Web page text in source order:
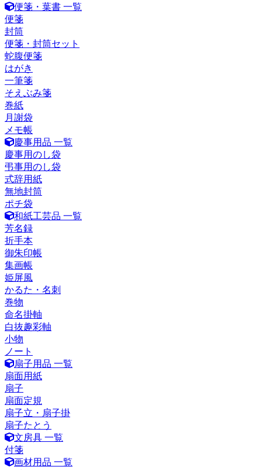
便箋・葉書 一覧
便箋
封筒
便箋・封筒セット
蛇腹便箋
はがき
一筆箋
そえぶみ箋
巻紙
月謝袋
メモ帳
慶事用品 一覧
慶事用のし袋
弔事用のし袋
式辞用紙
無地封筒
ポチ袋
和紙工芸品 一覧
芳名録
折手本
御朱印帳
集画帳
姫屏風
かるた・名刺
巻物
命名掛軸
白抜趣彩軸
小物
ノート
扇子用品 一覧
扇面用紙
扇子
扇面定規
扇子立・扇子掛
扇子たとう
文房具 一覧
付箋
画材用品 一覧